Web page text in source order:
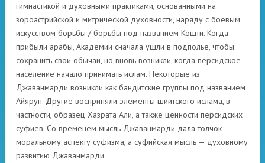
гимнастикой и духовными практиками, основанными на
зороастрийской и митрической духовности, наряду с боевым
искусством борьбы / борьбы под названием Кошти. Когда
прибыли арабы, Академии сначала ушли в подполье, чтобы
сохранить свои обычаи, но вновь возникли, когда персидское
население начало принимать ислам. Некоторые из
Джаванмарди возникли как бандитские группы под названием
Айярун. Другие восприняли элементы шиитского ислама, в
частности, образец Хазрата Али, а также ценности персидских
суфиев. Со временем мысль Джаванмарди дала толчок
моральному аспекту суфизма, а суфийская мысль — духовному
развитию Джаванмарди.